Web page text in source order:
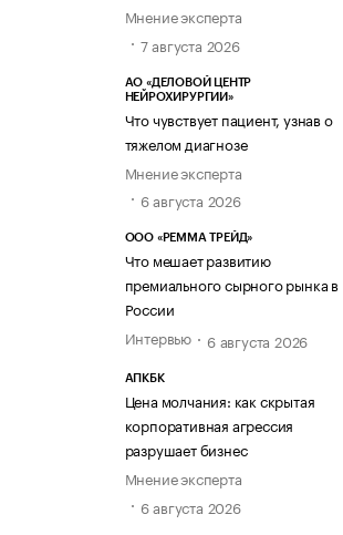
Мнение эксперта
7 августа 2026
АО «ДЕЛОВОЙ ЦЕНТР
НЕЙРОХИРУРГИИ»
Что чувствует пациент, узнав о
тяжелом диагнозе
Мнение эксперта
6 августа 2026
ООО «РЕММА ТРЕЙД»
Что мешает развитию
премиального сырного рынка в
России
Интервью
6 августа 2026
АПКБК
Цена молчания: как скрытая
корпоративная агрессия
разрушает бизнес
Мнение эксперта
6 августа 2026